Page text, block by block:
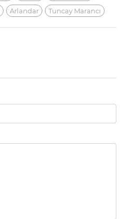
Arlandar Tuncay Marancı